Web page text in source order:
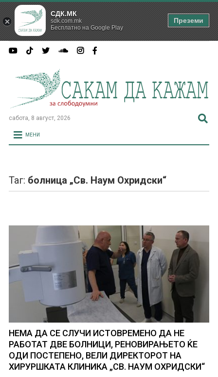
сабота, 8 август, 2026
МЕНИ
Таг: болница „Св. Наум Охридски“
НЕМА ДА СЕ СЛУЧИ ИСТОВРЕМЕНО ДА НЕ
РАБОТАТ ДВЕ БОЛНИЦИ, РЕНОВИРАЊЕТО ЌЕ
ОДИ ПОСТЕПЕНО, ВЕЛИ ДИРЕКТОРОТ НА
ХИРУРШКАТА КЛИНИКА „СВ. НАУМ ОХРИДСКИ“
СДК.МК
sdk.com.mk
Бесплатно на Google Play
Преземи